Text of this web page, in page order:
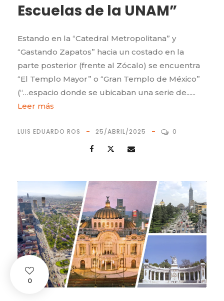
Escuelas de la UNAM”
Estando en la “Catedral Metropolitana” y
“Gastando Zapatos” hacia un costado en la
parte posterior (frente al Zócalo) se encuentra
“El Templo Mayor” o “Gran Templo de México”
(“…espacio donde se ubicaban una serie de......
Leer más
LUIS EDUARDO ROS 25/ABRIL/2025 0
0